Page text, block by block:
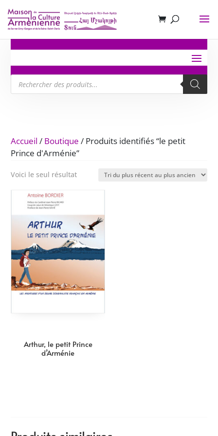
Recherche
de
produits
Accueil / Boutique / Produits identifiés “le petit
Prince d'Arménie”
Voici le seul résultat
Arthur, le petit Prince
d’Arménie